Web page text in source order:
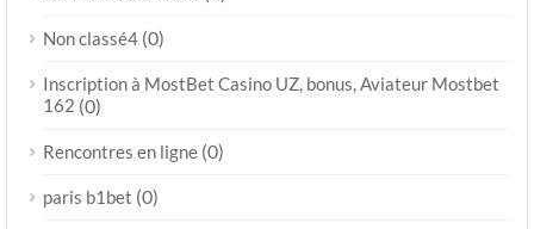
Non classé4 (0)
Inscription à MostBet Casino UZ, bonus, Aviateur Mostbet
162 (0)
Rencontres en ligne (0)
paris b1bet (0)